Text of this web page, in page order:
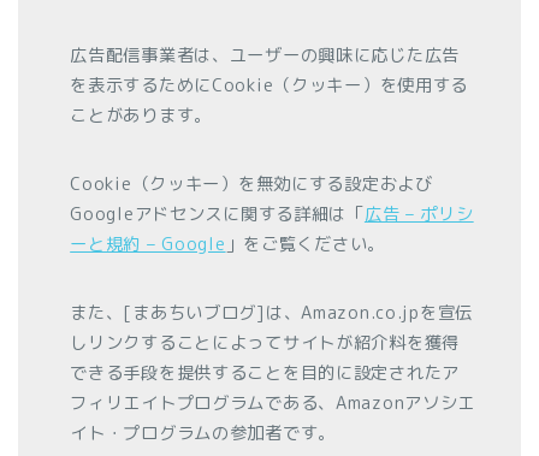
広告配信事業者は、ユーザーの興味に応じた広告
を表示するためにCookie（クッキー）を使用する
ことがあります。
Cookie（クッキー）を無効にする設定および
Googleアドセンスに関する詳細は「広告 – ポリシ
ーと規約 – Google 」をご覧ください。
また、[まあちいブログ]は、Amazon.co.jpを宣伝
しリンクすることによってサイトが紹介料を獲得
できる手段を提供することを目的に設定されたア
フィリエイトプログラムである、Amazonアソシエ
イト・プログラムの参加者です。